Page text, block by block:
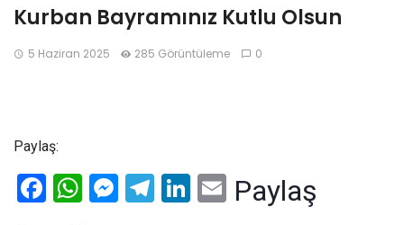
Kurban Bayramınız Kutlu Olsun
5 Haziran 2025 285 Görüntüleme 0
Paylaş:
Facebook
WhatsApp
Messenger
Telegram
LinkedIn
Email
Paylaş